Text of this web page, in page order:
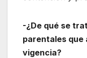
-¿De qué se
parentales que
vigencia?